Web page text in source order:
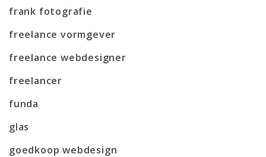
frank fotografie
freelance vormgever
freelance webdesigner
freelancer
funda
glas
goedkoop webdesign